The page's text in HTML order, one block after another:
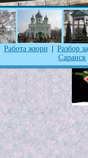
Работа жюри | Разбор
Саранск